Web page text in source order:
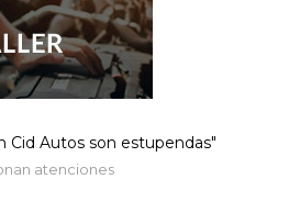
Cid Autos son estupendas"
atenciones